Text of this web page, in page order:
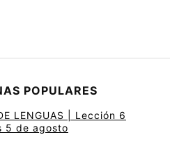
POPULARES
LENGUAS | Lección 6
5 de agosto